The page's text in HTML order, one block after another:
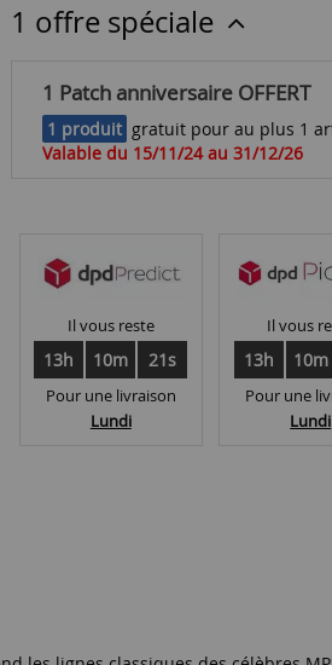
1 offre spéciale
1 Patch anniversaire OFFERT
1 produit gratuit pour au plus 1
Valable du 15/11/24 au 31/12/26
Il vous reste
13h 10m 20s
Pour une livraison
Lundi
Il vous
13h 10m
Pour une
Lundi